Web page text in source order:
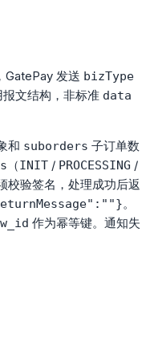
GatePay 发送 bizType
文结构，非标准 data
和 suborders 子订单数
（INIT / PROCESSING /
校验签名，处理成功后返
。
作为幂等键。通知失